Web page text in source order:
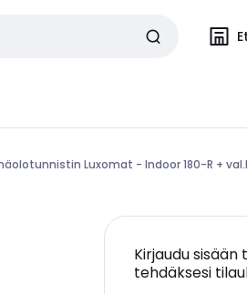
Luxomat - Indoor 180-R +
Kirjaudu
tehdäksesi